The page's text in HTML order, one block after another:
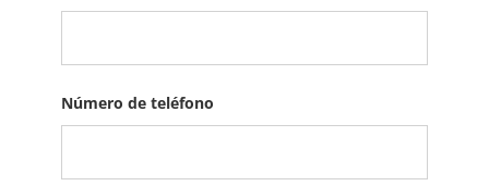
Número de teléfono